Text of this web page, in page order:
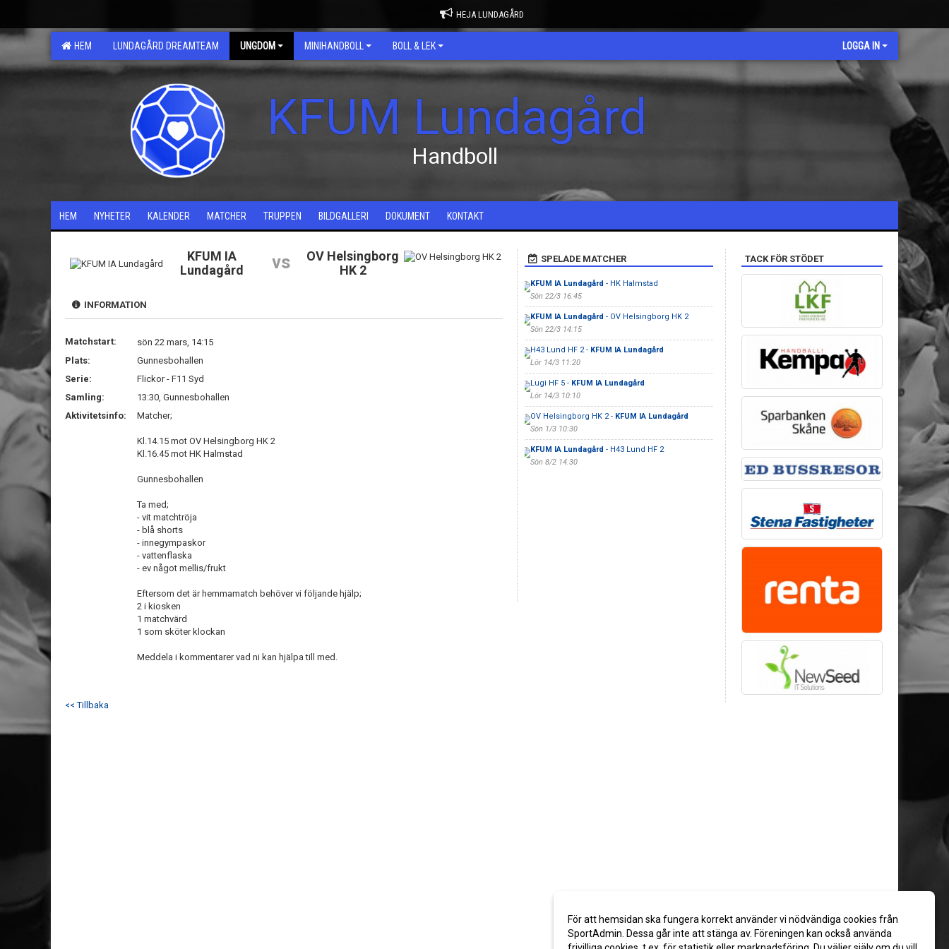
HEJA LUNDAGÅRD
HEM LUNDAGÅRD DREAMTEAM UNGDOM MINIHANDBOLL BOLL & LEK LOGGA IN
KFUM Lundagård
Handboll
HEM NYHETER KALENDER MATCHER TRUPPEN BILDGALLERI DOKUMENT KONTAKT
KFUM IA
Lundagård
vs
OV Helsingborg
HK 2
INFORMATION
Matchstart:
sön 22 mars, 14:15
Plats:
Gunnesbohallen
Serie:
Flickor - F11 Syd
Samling:
13:30, Gunnesbohallen
Aktivitetsinfo:
Matcher;
Kl.14.15 mot OV Helsingborg HK 2
Kl.16.45 mot HK Halmstad
Gunnesbohallen
Ta med;
- vit matchtröja
- blå shorts
- innegympaskor
- vattenflaska
- ev något mellis/frukt
Eftersom det är hemmamatch behöver vi följande hjälp;
2 i kiosken
1 matchvärd
1 som sköter klockan
Meddela i kommentarer vad ni kan hjälpa till med.
<< Tillbaka
SPELADE MATCHER
KFUM IA Lundagård - HK Halmstad
Sön 22/3 16:45
KFUM IA Lundagård - OV Helsingborg HK 2
Sön 22/3 14:15
H43 Lund HF 2 - KFUM IA Lundagård
Lör 14/3 11:20
Lugi HF 5 - KFUM IA Lundagård
Lör 14/3 10:10
OV Helsingborg HK 2 - KFUM IA Lundagård
Sön 1/3 10:30
KFUM IA Lundagård - H43 Lund HF 2
Sön 8/2 14:30
TACK FÖR STÖDET
För att hemsidan ska fungera korrekt använder vi nödvändiga cookies från
SportAdmin. Dessa går inte att stänga av. Föreningen kan också använda